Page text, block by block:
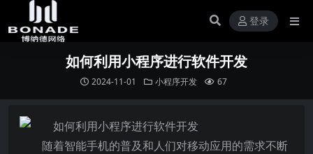
登录
如何利用小程序进行软件开发
2024-11-01 小程序开发 67
随着智能手机的普及和人们对移动应用的需求不断